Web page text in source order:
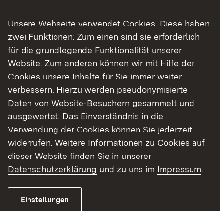
B 290 Überführung eines Feldweges
(Distelhausen)
B 290 Brücke über die Tauber (Bad
Mergentheim)
B 290 Brücke über die Bahn (Bad
Mergentheim)
B 19 Überführung der K 3292 (Oberkochen)
B 14 Überführung der K 1856 (Waiblingen)
B 10 Brücke über die Fils / Nord
(Plochingen/Reichenbach)
B 312 Aichtalbrücke (Aich)
B 297 Brücke über Tannenbergstraße
(Kirchheim/Teck)
B 297 Brücke über den Schlierbach
(Schlierbach)
Unsere Webseite verwendet Cookies. Diese haben
zwei Funktionen: Zum einen sind sie erforderlich
für die grundlegende Funktionalität unserer
Website. Zum anderen können wir mit Hilfe der
Cookies unsere Inhalte für Sie immer weiter
verbessern. Hierzu werden pseudonymisierte
Daten von Website-Besuchern gesammelt und
ausgewertet. Das Einverständnis in die
Verwendung der Cookies können Sie jederzeit
widerrufen. Weitere Informationen zu Cookies auf
dieser Website finden Sie in unserer
Datenschutzerklärung und zu uns im Impressum.
Einstellungen